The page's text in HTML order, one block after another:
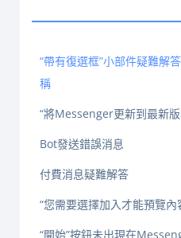
“帶有復選框”小部件疑難解
稱
“將Messenger更新到最新
Bot發送錯誤消息
付費消息疑難解答
“您需要選擇加入才能預覽
“開始”按鈕未出現在